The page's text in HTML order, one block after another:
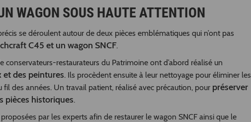
WAGON SOUS HAUTE ATTENTION
se déroulent autour de deux pièces emblématiques qui n’ont pas
C45 et un wagon SNCF.
restaurateurs du Patrimoine ont d’abord réalisé un
et des peintures. Ils procèdent ensuite à leur nettoyage pour éliminer les
des années. Un travail patient, réalisé avec précaution, pour préserver
pièces historiques.
par les experts afin de restaurer le wagon SNCF ainsi que le